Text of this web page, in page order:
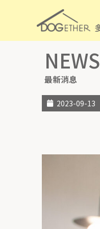
NEWS
最新消息
2023-09-13